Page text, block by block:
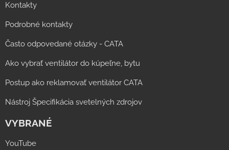
Kontakty
Podrobné kontakty
Často odpovedané otázky - CATA
Ako vybrať ventilátor do kúpeľne, bytu
Postup ako reklamovať ventilátor CATA
Nástroj Špecifikácia svetelných zdrojov
VYBRANÉ
YouTube